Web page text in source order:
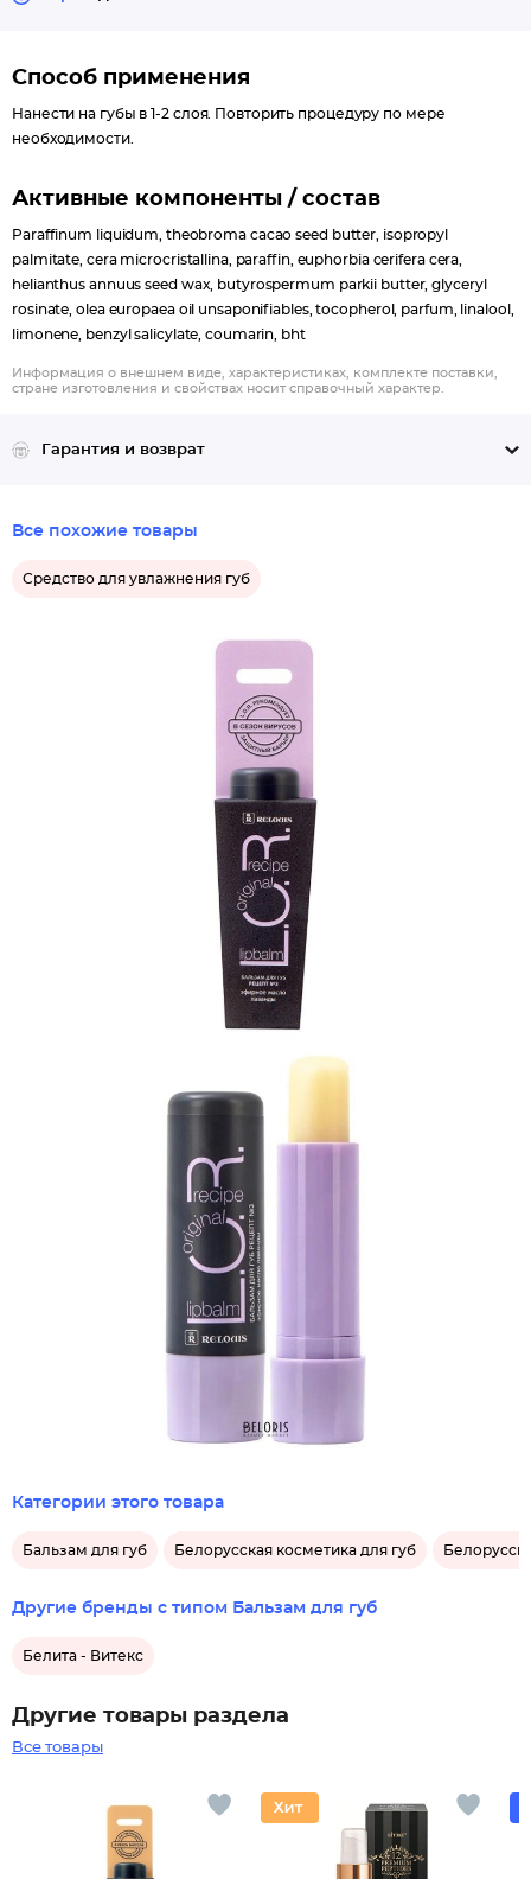
восстанавливают и увлажняют кожу губ круглый год.
Способ применения
Нанести на губы в 1-2 слоя. Повторить процедуру по мере
необходимости.
Активные компоненты / состав
Paraffinum liquidum, theobroma cacao seed butter, isopropyl
palmitate, cera microcristallina, paraffin, euphorbia cerifera cera,
helianthus annuus seed wax, butyrospermum parkii butter, glyceryl
rosinate, olea europaea oil unsaponifiables, tocopherol, parfum, linalool,
limonene, benzyl salicylate, coumarin, bht
Информация о внешнем виде, характеристиках, комплекте поставки,
стране изготовления и свойствах носит справочный характер.
Гарантия и возврат
Все похожие товары
Средство для увлажнения губ
Категории этого товара
Бальзам для губ Белорусская косметика для губ
Другие бренды с типом Бальзам для губ
Белита - Витекс
Другие товары раздела
Все товары